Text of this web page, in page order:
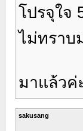
โปรจุใจ
ไม่ทราบ
มาแล้วค่
sakusang